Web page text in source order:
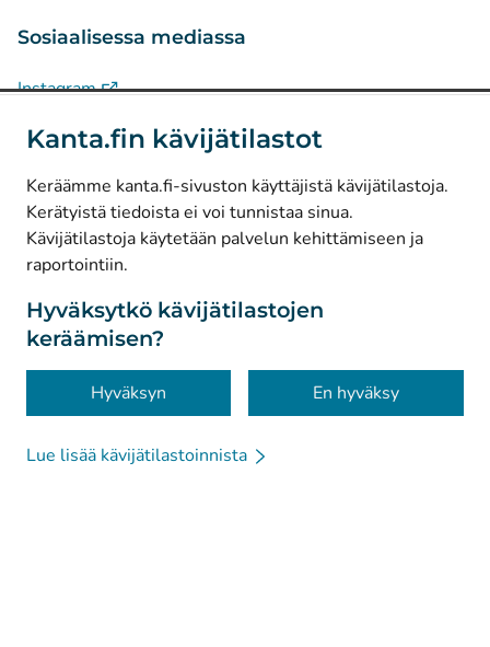
Kanta.fin kävijätilastot
Keräämme kanta.fi-sivuston käyttäjistä kävijätilastoja.
Kerätyistä tiedoista ei voi tunnistaa sinua.
Kävijätilastoja käytetään palvelun kehittämiseen ja
raportointiin.
Hyväksytkö kävijätilastojen
keräämisen?
Hyväksyn En hyväksy
Lue lisää kävijätilastoinnista
Sosiaalisessa mediassa
Instagram(Avautuu uuteen välilehteen)
Facebook(Avautuu uuteen välilehteen)
© Kanta-Palvelut, Kansaneläkelaitos
Tietosuoja
Tietoa sivustosta
Saavutettavuus
Evästeet